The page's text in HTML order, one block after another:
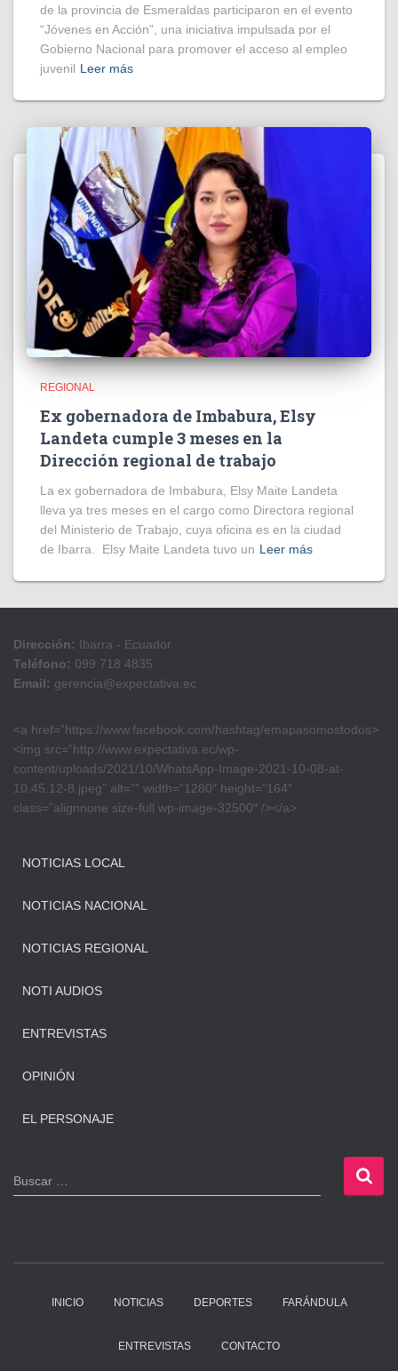
de la provincia de Esmeraldas participaron en el evento
“Jóvenes en Acción”, una iniciativa impulsada por el
Gobierno Nacional para promover el acceso al empleo
juvenil Leer más
REGIONAL
Ex gobernadora de Imbabura, Elsy
Landeta cumple 3 meses en la
Dirección regional de trabajo
La ex gobernadora de Imbabura, Elsy Maite Landeta
lleva ya tres meses en el cargo como Directora regional
del Ministerio de Trabajo, cuya oficina es en la ciudad
de Ibarra. Elsy Maite Landeta tuvo un Leer más
Dirección: Ibarra - Ecuador
Teléfono: 099 718 4835
Email: gerencia@expectativa.ec
<a href=”https://www.facebook.com/hashtag/emapasomostodos>
<img src=”http://www.expectativa.ec/wp-
content/uploads/2021/10/WhatsApp-Image-2021-10-08-at-
10.45.12-8.jpeg” alt=”” width=”1280″ height=”164″
class=”alignnone size-full wp-image-32500″ /></a>
NOTICIAS LOCAL
NOTICIAS NACIONAL
NOTICIAS REGIONAL
NOTI AUDIOS
ENTREVISTAS
OPINIÓN
EL PERSONAJE
B
u
Buscar …
INICIO NOTICIAS DEPORTES FARÁNDULA
ENTREVISTAS CONTACTO